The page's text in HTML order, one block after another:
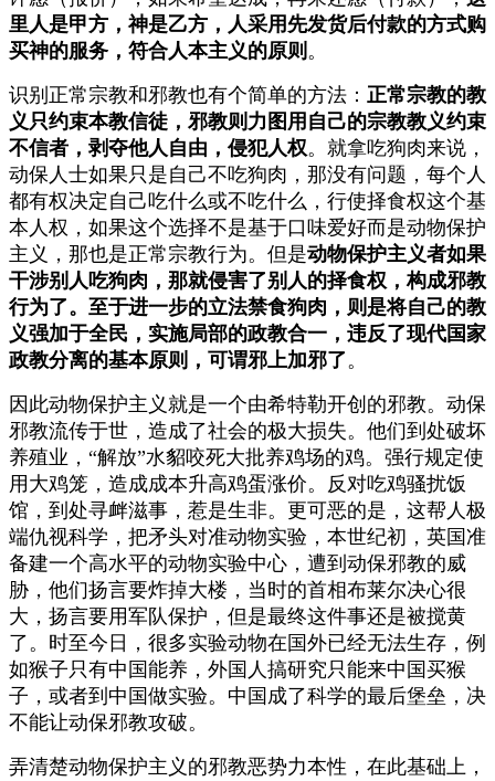
里人是甲方，神是乙方，人采用先发货后付款的方式购
买神的服务，符合人本主义的原则 。
识别正常宗教和邪教也有个简单的方法： 正常宗教的教
义只约束本教信徒，邪教则力图用自己的宗教教义约束
不信者，剥夺他人自由，侵犯人权。就拿吃狗肉来说，
动保人士如果只是自己不吃狗肉，那没有问题，每个人
都有权决定自己吃什么或不吃什么，行使择食权这个基
本人权，如果这个选择不是基于口味爱好而是动物保护
主义，那也是正常宗教行为。但是动物保护主义者如果
干涉别人吃狗肉，那就侵害了别人的择食权，构成邪教
行为了。至于进一步的立法禁食狗肉，则是将自己的教
义强加于全民，实施局部的政教合一，违反了现代国家
政教分离的基本原则，可谓邪上加邪了。
因此动物保护主义就是一个由希特勒开创的邪教。动保
邪教流传于世，造成了社会的极大损失。他们到处破坏
养殖业，“解放”水貂咬死大批养鸡场的鸡。强行规定使
用大鸡笼，造成成本升高鸡蛋涨价。反对吃鸡骚扰饭
馆，到处寻衅滋事，惹是生非。更可恶的是，这帮人极
端仇视科学，把矛头对准动物实验，本世纪初，英国准
备建一个高水平的动物实验中心，遭到动保邪教的威
胁，他们扬言要炸掉大楼，当时的首相布莱尔决心很
大，扬言要用军队保护，但是最终这件事还是被搅黄
了。时至今日，很多实验动物在国外已经无法生存，例
如猴子只有中国能养，外国人搞研究只能来中国买猴
子，或者到中国做实验。中国成了科学的最后堡垒，决
不能让动保邪教攻破。
弄清楚动物保护主义的邪教恶势力本性，在此基础上，